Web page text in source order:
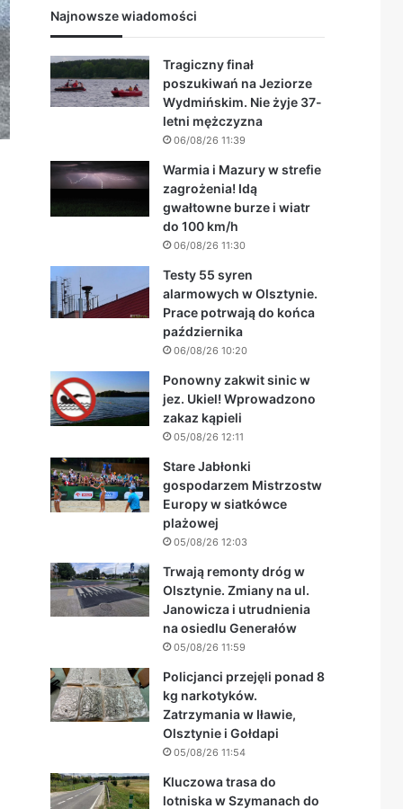
Najnowsze wiadomości
Tragiczny finał
poszukiwań na Jeziorze
Wydmińskim. Nie żyje 37-
letni mężczyzna
06/08/26 11:39
Warmia i Mazury w strefie
zagrożenia! Idą
gwałtowne burze i wiatr
do 100 km/h
06/08/26 11:30
Testy 55 syren
alarmowych w Olsztynie.
Prace potrwają do końca
października
06/08/26 10:20
Ponowny zakwit sinic w
jez. Ukiel! Wprowadzono
zakaz kąpieli
05/08/26 12:11
Stare Jabłonki
gospodarzem Mistrzostw
Europy w siatkówce
plażowej
05/08/26 12:03
Trwają remonty dróg w
Olsztynie. Zmiany na ul.
Janowicza i utrudnienia
na osiedlu Generałów
05/08/26 11:59
Policjanci przejęli ponad 8
kg narkotyków.
Zatrzymania w Iławie,
Olsztynie i Gołdapi
05/08/26 11:54
Kluczowa trasa do
lotniska w Szymanach do